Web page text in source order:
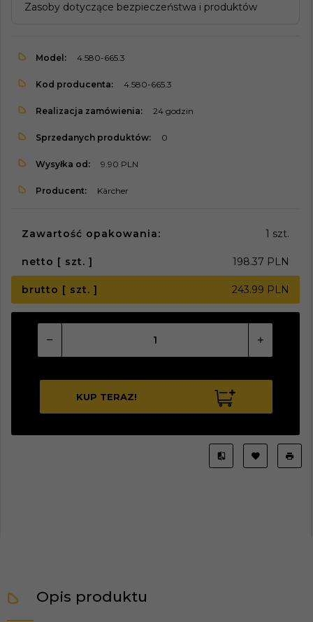
Zasoby dotyczące bezpieczeństwa i produktów
Model: 4.580-665.3
Kod producenta: 4.580-665.3
Realizacja zamówienia: 24 godzin
Sprzedanych produktów: 0
Wysyłka od: 9.90 PLN
Producent: Kärcher
Zawartość opakowania: 1 szt.
netto [ szt. ] 198.37 PLN
brutto [ szt. ] 243.99 PLN
KUP TERAZ!
Opis produktu